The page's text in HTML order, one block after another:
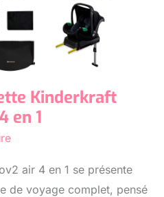
Kinderkraft
en 1
air 4 en 1 se présente
de voyage complet, pensé